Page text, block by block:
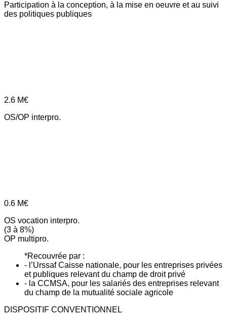
Participation à la conception, à la mise en oeuvre et au suivi
des politiques publiques
2.6 M€
OS/OP interpro.
0.6 M€
OS vocation interpro.
(3 à 8%)
OP multipro.
*Recouvrée par :
- l’Urssaf Caisse nationale, pour les entreprises privées
et publiques relevant du champ de droit privé
- la CCMSA, pour les salariés des entreprises relevant
du champ de la mutualité sociale agricole
DISPOSITIF CONVENTIONNEL